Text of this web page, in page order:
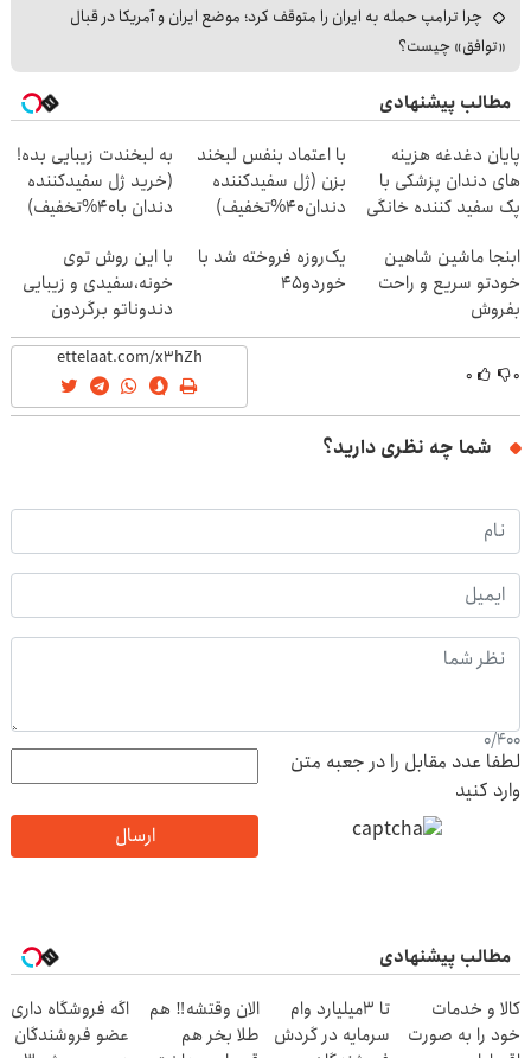
چرا ترامپ حمله به ایران را متوقف کرد؛ موضع ایران و آمریکا در قبال
«توافق» چیست؟
مطالب پیشنهادی
پایان دغدغه هزینه
های دندان پزشکی با
پک سفید کننده خانگی
با اعتماد بنفس لبخند
بزن (ژل سفیدکننده
دندان40%تخفیف)
به لبخندت زیبایی بده!
(خرید ژل سفیدکننده
دندان با40%تخفیف)
ابنجا ماشین شاهین
خودتو سریع و راحت
بفروش
یک‌روزه فروخته شد با
خوردو45
با این روش توی
خونه،سفیدی و زیبایی
دندوناتو برگردون
(40%off)
۰ ۰
شما چه نظری دارید؟
0/400
لطفا عدد مقابل را در جعبه متن
وارد کنید
ارسال
مطالب پیشنهادی
کالا و خدمات
خود را به صورت
تا 3میلیارد وام
سرمایه در گردش
الان وقتشه‼️ هم
طلا بخر هم
اگه فروشگاه داری
عضو فروشندگان